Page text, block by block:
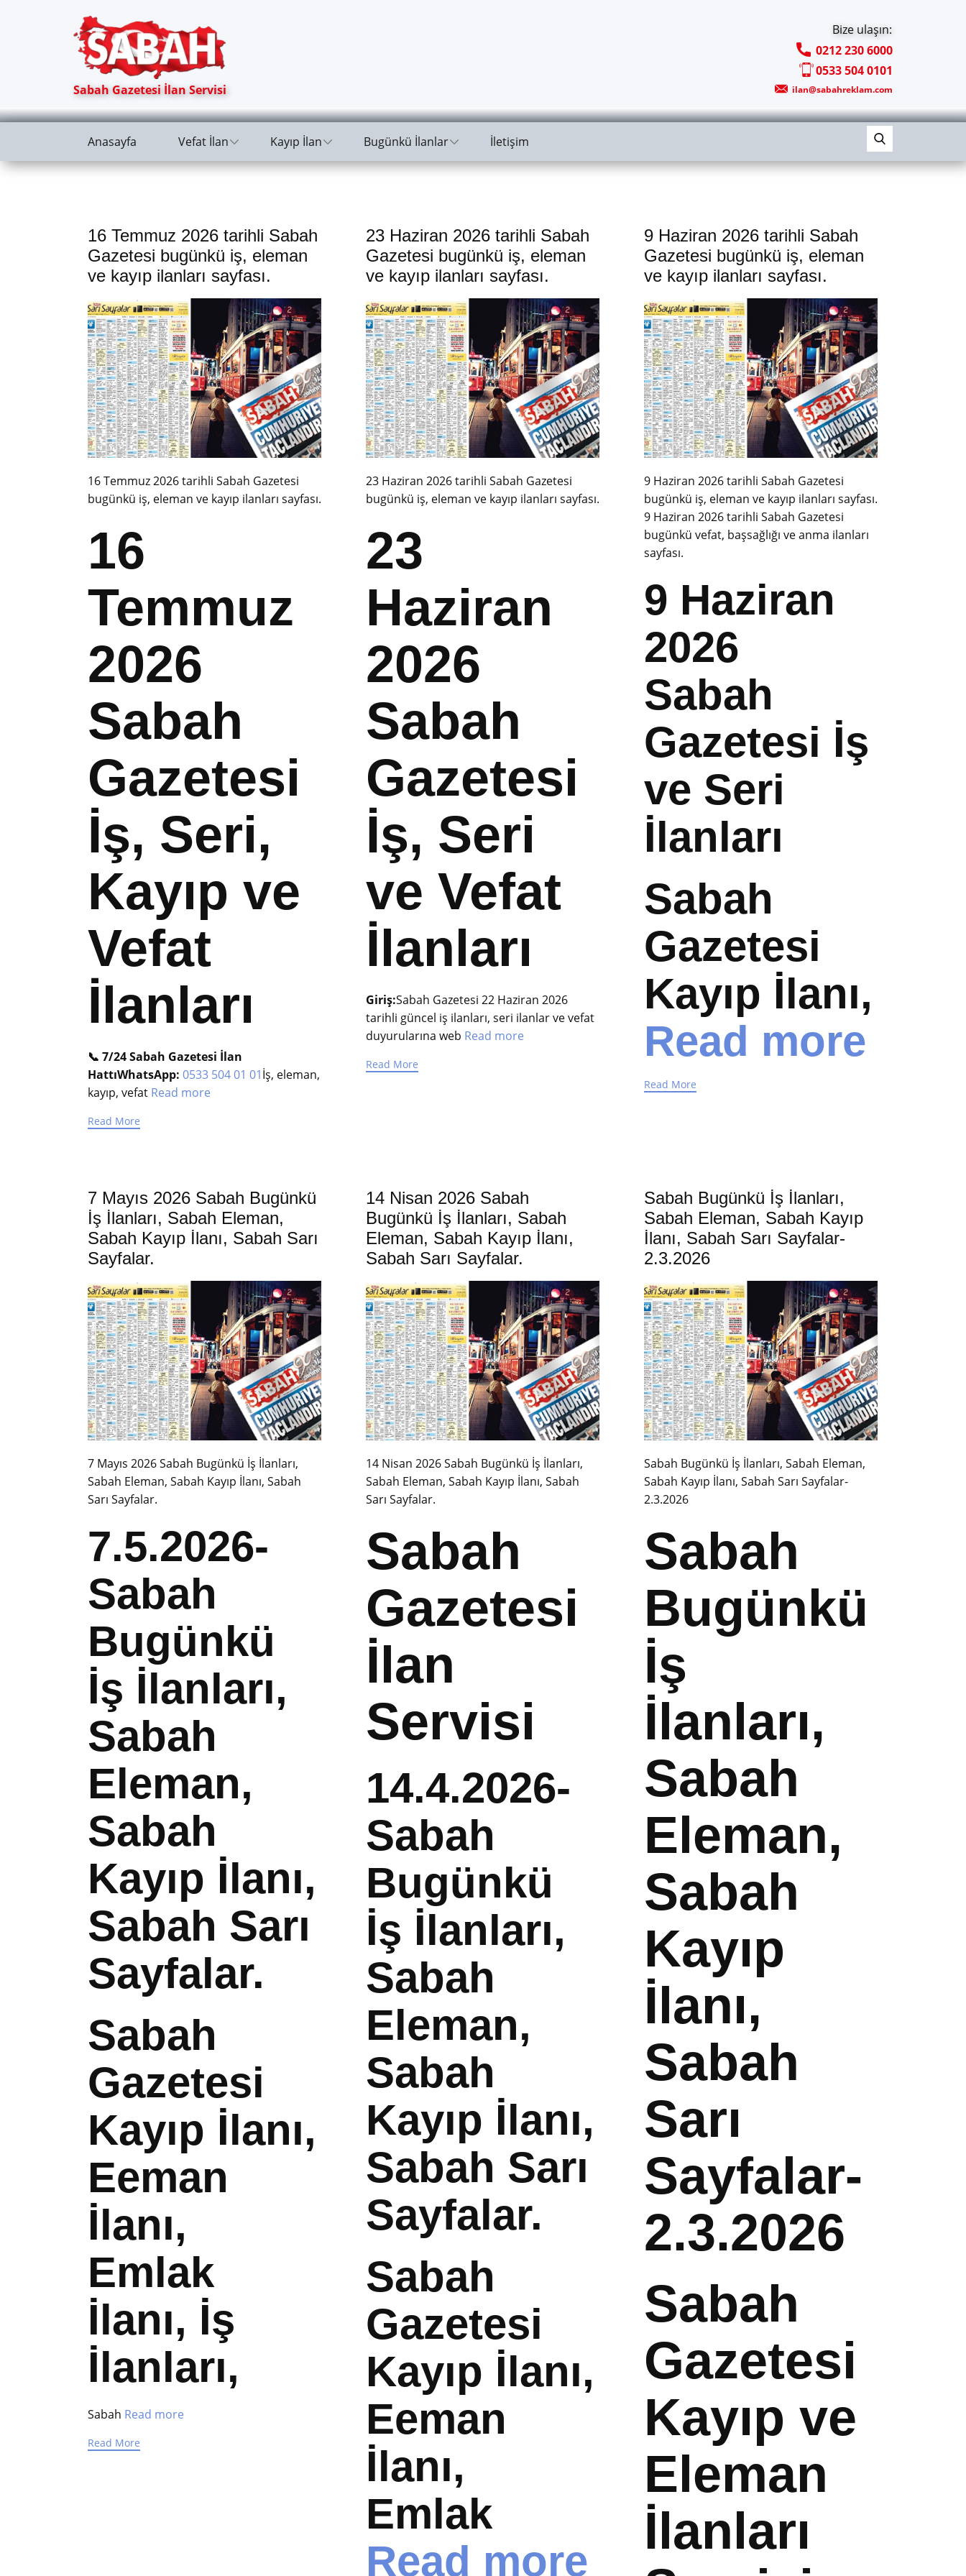
Bize ulaşın:
0212 230 6000
0533 504 0101
Sabah Gazetesi İlan Servisi
ilan@sabahreklam.com
Anasayfa Vefat İlan Kayıp İlan Bugünkü İlanlar İletişim
16 Temmuz 2026 tarihli Sabah
Gazetesi bugünkü iş, eleman
ve kayıp ilanları sayfası.
16 Temmuz 2026 tarihli Sabah Gazetesi
bugünkü iş, eleman ve kayıp ilanları sayfası.
16
Temmuz
2026
Sabah
Gazetesi
İş, Seri,
Kayıp ve
Vefat
İlanları
📞 7/24 Sabah Gazetesi İlan
HattıWhatsApp: 0533 504 01 01İş, eleman,
kayıp, vefat Read more
Read More
23 Haziran 2026 tarihli Sabah
Gazetesi bugünkü iş, eleman
ve kayıp ilanları sayfası.
23 Haziran 2026 tarihli Sabah Gazetesi
bugünkü iş, eleman ve kayıp ilanları sayfası.
23
Haziran
2026
Sabah
Gazetesi
İş, Seri
ve Vefat
İlanları
Giriş:Sabah Gazetesi 22 Haziran 2026
tarihli güncel iş ilanları, seri ilanlar ve vefat
duyurularına web Read more
Read More
9 Haziran 2026 tarihli Sabah
Gazetesi bugünkü iş, eleman
ve kayıp ilanları sayfası.
9 Haziran 2026 tarihli Sabah Gazetesi
bugünkü iş, eleman ve kayıp ilanları sayfası.
9 Haziran 2026 tarihli Sabah Gazetesi
bugünkü vefat, başsağlığı ve anma ilanları
sayfası.
9 Haziran
2026
Sabah
Gazetesi İş
ve Seri
İlanları
Sabah
Gazetesi
Kayıp İlanı,
Read more
Read More
7 Mayıs 2026 Sabah Bugünkü
İş İlanları, Sabah Eleman,
Sabah Kayıp İlanı, Sabah Sarı
Sayfalar.
7 Mayıs 2026 Sabah Bugünkü İş İlanları,
Sabah Eleman, Sabah Kayıp İlanı, Sabah
Sarı Sayfalar.
7.5.2026-
Sabah
Bugünkü
İş İlanları,
Sabah
Eleman,
Sabah
Kayıp İlanı,
Sabah Sarı
Sayfalar.
Sabah
Gazetesi
Kayıp İlanı,
Eeman
İlanı,
Emlak
İlanı, İş
İlanları,
Sabah Read more
Read More
14 Nisan 2026 Sabah
Bugünkü İş İlanları, Sabah
Eleman, Sabah Kayıp İlanı,
Sabah Sarı Sayfalar.
14 Nisan 2026 Sabah Bugünkü İş İlanları,
Sabah Eleman, Sabah Kayıp İlanı, Sabah
Sarı Sayfalar.
Sabah
Gazetesi
İlan
Servisi
14.4.2026-
Sabah
Bugünkü
İş İlanları,
Sabah
Eleman,
Sabah
Kayıp İlanı,
Sabah Sarı
Sayfalar.
Sabah
Gazetesi
Kayıp İlanı,
Eeman
İlanı,
Emlak
Read more
Sabah Bugünkü İş İlanları,
Sabah Eleman, Sabah Kayıp
İlanı, Sabah Sarı Sayfalar-
2.3.2026
Sabah Bugünkü İş İlanları, Sabah Eleman,
Sabah Kayıp İlanı, Sabah Sarı Sayfalar-
2.3.2026
Sabah
Bugünkü
İş
İlanları,
Sabah
Eleman,
Sabah
Kayıp
İlanı,
Sabah
Sarı
Sayfalar-
2.3.2026
Sabah
Gazetesi
Kayıp ve
Eleman
İlanları